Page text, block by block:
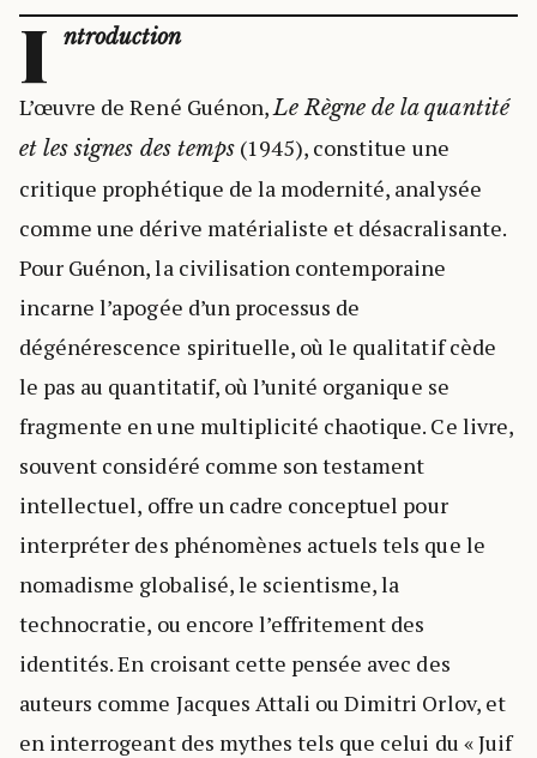
I ntroduction
L’œuvre de René Guénon,Le Règne de la quantité
et les signes des temps(1945), constitue une
critique prophétique de la modernité, analysée
comme une dérive matérialiste et désacralisante.
Pour Guénon, la civilisation contemporaine
incarne l’apogée d’un processus de
dégénérescence spirituelle, où le qualitatif cède
le pas au quantitatif, où l’unité organique se
fragmente en une multiplicité chaotique. Ce livre,
souvent considéré comme son testament
intellectuel, offre un cadre conceptuel pour
interpréter des phénomènes actuels tels que le
nomadisme globalisé, le scientisme, la
technocratie, ou encore l’effritement des
identités. En croisant cette pensée avec des
auteurs comme Jacques Attali ou Dimitri Orlov, et
en interrogeant des mythes tels que celui du « Juif